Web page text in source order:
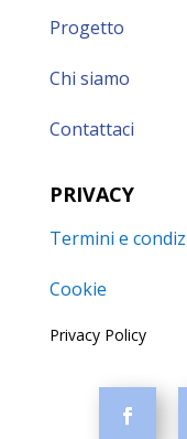
Progetto
Chi siamo
Contattaci
PRIVACY
Termini e
Cookie
Privacy Policy